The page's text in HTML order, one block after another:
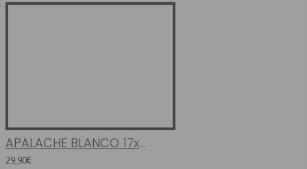
APALACHE BLANCO 17x52
29,90€